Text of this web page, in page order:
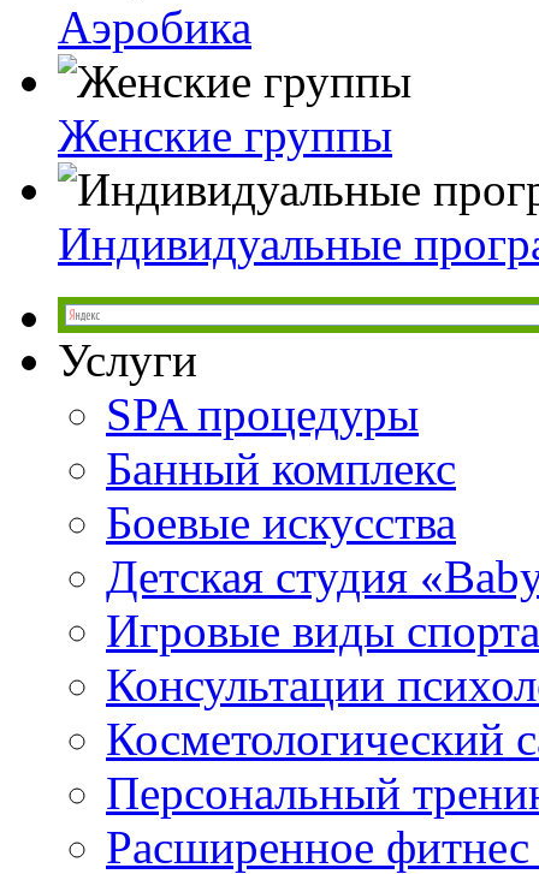
Аэробика
Женские группы
Индивидуальные
Услуги
SPA процедуры
Банный комплекс
Боевые искусства
Детская студия
Игровые виды спорта
Консультации
Косметологический
Персональный
Расширенное фитнес